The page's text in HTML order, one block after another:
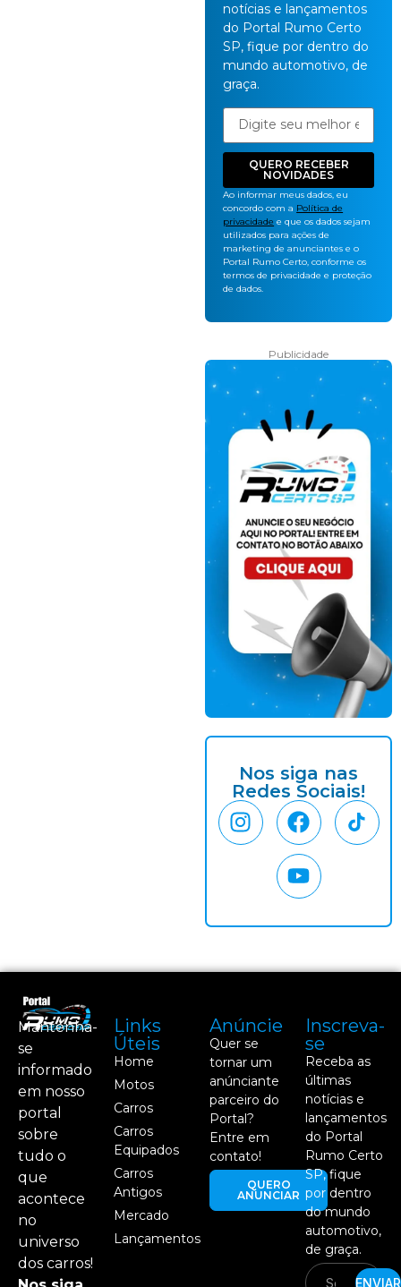
notícias e lançamentos
do Portal Rumo Certo
SP, fique por dentro do
mundo automotivo, de
graça.
QUERO RECEBER
NOVIDADES
Ao informar meus dados, eu
concordo com a Política de
privacidade e que os dados sejam
utilizados para ações de
marketing de anunciantes e o
Portal Rumo Certo, conforme os
termos de privacidade e proteção
de dados.
Publicidade
Nos siga nas
Redes Sociais!
Mantenha-
se
informado
em nosso
portal
sobre
tudo o
que
acontece
no
universo
dos carros!
Links
Úteis
Home
Motos
Carros
Carros
Equipados
Carros
Antigos
Mercado
Lançamentos
Anúncie
Quer se
tornar um
anúnciante
parceiro do
Portal?
Entre em
contato!
QUERO
ANUNCIAR
Inscreva-
se
Receba as
últimas
notícias e
lançamentos
do Portal
Rumo Certo
SP, fique
por dentro
do mundo
automotivo,
de graça.
ENVIAR